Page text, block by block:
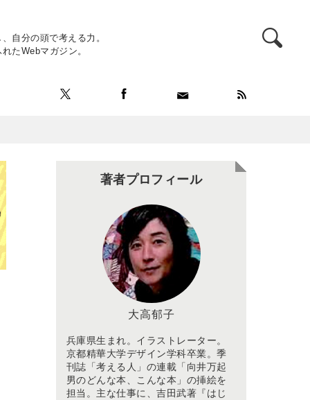
自分の頭で考える力。
たWebマガジン。
著者プロフィール
大高郁子
兵庫県生まれ。イラストレーター。
京都精華大学デザイン学科卒業。季
刊誌「考える人」の連載「向井万起
男のどんな本、こんな本」の挿絵を
担当。主な仕事に、吉田武著『はじ